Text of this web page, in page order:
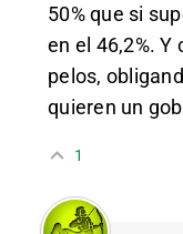
50% que si
en el 46,2%.
pelos,
quieren un
1